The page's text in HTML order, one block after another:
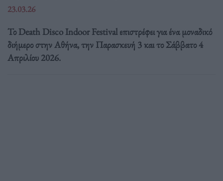
23.03.26
Το Death Disco Indoor Festival επιστρέφει για ένα μοναδικό
διήμερο στην Αθήνα, την Παρασκευή 3 και το Σάββατο 4
Απριλίου 2026.